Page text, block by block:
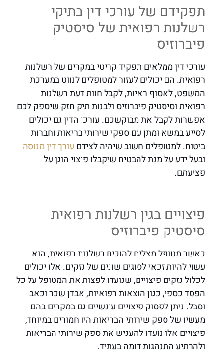
תפקידם של עורכי דין בתיקי
רשלנות רפואית של סיסטיק
פיברוזיס
עורכי דין ממלאים תפקיד קריטי במקרים של רשלנות
רפואית. הם יכולים לעזור למטופלים לנווט במערכת
המשפט, לאסוף ראיות, לקבל חוות דעת רשלנות
רפואית וסיסטיק פיברוזיס ולבנות תיק חזק שיספק לכם
אפשרות לקבל את מבוקשכם. עורכי הדין גם יכולים
לסייע במשא ומתן עם ספקי שירותי בריאות וחברות
ביטוח. למטופלים חשוב שיהיה לצידםעורך דין מנוסה
ובעל ידע על מנת להבטיח שיקבלו פיצוי הוגן על
פציעתם.
פיצויים בגין רשלנות רפואית
סיסטיק פיברוזיס
כאשר מטופל מצליח להוכיח רשלנות רפואית, הוא
עשוי להיות זכאי לסוגים שונים של נזקים. אלו יכולים
לכלול נזקים פיצויים, שנועדו לפצות את המטופל על כל
הפסד כספי, כגון הוצאות רפואיות, אבדן שכר וכאב
וסבל. ניתן לפסוק פיצויים עונשיים גם במקרים בהם
מעשיו של ספק שירותי הבריאות היו חמורים במיוחד,
פיצויים אלו נועדו להעניש את ספק שירותי הבריאות
ולהרתיע התנהגות דומה בעתיד.